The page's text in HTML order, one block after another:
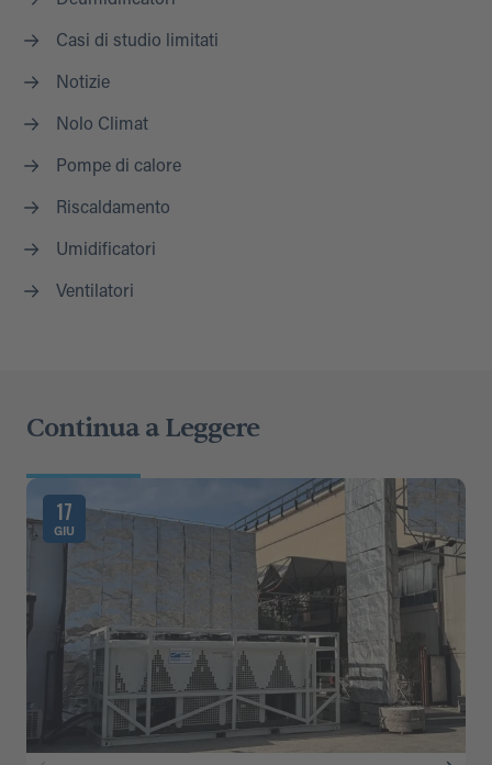
Casi di studio limitati
Notizie
Nolo Climat
Pompe di calore
Riscaldamento
Umidificatori
Ventilatori
Continua a Leggere
17
GIU